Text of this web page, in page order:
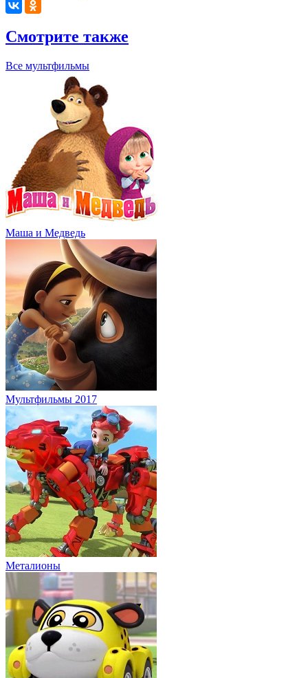
Смотрите также
Все мультфильмы
Маша и Медведь
Мультфильмы 2017
Металионы